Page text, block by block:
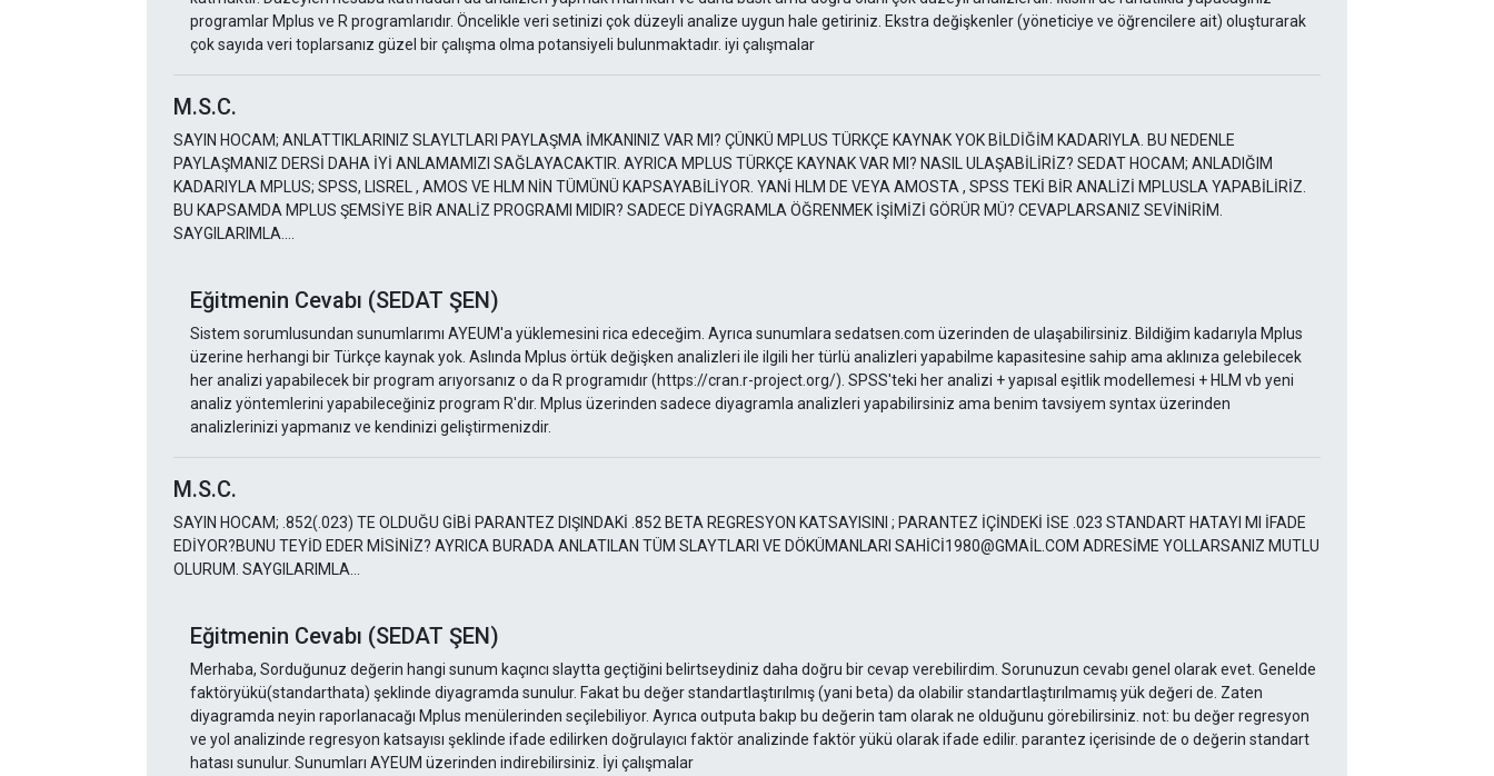
programlar Mplus ve R programlarıdır. Öncelikle veri setinizi çok düzeyli analize uygun hale getiriniz. Ekstra değişkenler (yöneticiye ve öğrencilere ait) oluşturarak
çok sayıda veri toplarsanız güzel bir çalışma olma potansiyeli bulunmaktadır. iyi çalışmalar
M.S.C.
SAYIN HOCAM; ANLATTIKLARINIZ SLAYLTLARI PAYLAŞMA İMKANINIZ VAR MI? ÇÜNKÜ MPLUS TÜRKÇE KAYNAK YOK BİLDİĞİM KADARIYLA. BU NEDENLE
PAYLAŞMANIZ DERSİ DAHA İYİ ANLAMAMIZI SAĞLAYACAKTIR. AYRICA MPLUS TÜRKÇE KAYNAK VAR MI? NASIL ULAŞABİLİRİZ? SEDAT HOCAM; ANLADIĞIM
KADARIYLA MPLUS; SPSS, LISREL , AMOS VE HLM NİN TÜMÜNÜ KAPSAYABİLİYOR. YANİ HLM DE VEYA AMOSTA , SPSS TEKİ BİR ANALİZİ MPLUSLA YAPABİLİRİZ.
BU KAPSAMDA MPLUS ŞEMSİYE BİR ANALİZ PROGRAMI MIDIR? SADECE DİYAGRAMLA ÖĞRENMEK İŞİMİZİ GÖRÜR MÜ? CEVAPLARSANIZ SEVİNİRİM.
SAYGILARIMLA....
Eğitmenin Cevabı (SEDAT ŞEN)
Sistem sorumlusundan sunumlarımı AYEUM'a yüklemesini rica edeceğim. Ayrıca sunumlara sedatsen.com üzerinden de ulaşabilirsiniz. Bildiğim kadarıyla Mplus
üzerine herhangi bir Türkçe kaynak yok. Aslında Mplus örtük değişken analizleri ile ilgili her türlü analizleri yapabilme kapasitesine sahip ama aklınıza gelebilecek
her analizi yapabilecek bir program arıyorsanız o da R programıdır (https://cran.r-project.org/). SPSS'teki her analizi + yapısal eşitlik modellemesi + HLM vb yeni
analiz yöntemlerini yapabileceğiniz program R'dır. Mplus üzerinden sadece diyagramla analizleri yapabilirsiniz ama benim tavsiyem syntax üzerinden
analizlerinizi yapmanız ve kendinizi geliştirmenizdir.
M.S.C.
SAYIN HOCAM; .852(.023) TE OLDUĞU GİBİ PARANTEZ DIŞINDAKİ .852 BETA REGRESYON KATSAYISINI ; PARANTEZ İÇİNDEKİ İSE .023 STANDART HATAYI MI İFADE
EDİYOR?BUNU TEYİD EDER MİSİNİZ? AYRICA BURADA ANLATILAN TÜM SLAYTLARI VE DÖKÜMANLARI SAHİCİ1980@GMAİL.COM ADRESİME YOLLARSANIZ MUTLU
OLURUM. SAYGILARIMLA...
Eğitmenin Cevabı (SEDAT ŞEN)
Merhaba, Sorduğunuz değerin hangi sunum kaçıncı slaytta geçtiğini belirtseydiniz daha doğru bir cevap verebilirdim. Sorunuzun cevabı genel olarak evet. Genelde
faktöryükü(standarthata) şeklinde diyagramda sunulur. Fakat bu değer standartlaştırılmış (yani beta) da olabilir standartlaştırılmamış yük değeri de. Zaten
diyagramda neyin raporlanacağı Mplus menülerinden seçilebiliyor. Ayrıca outputa bakıp bu değerin tam olarak ne olduğunu görebilirsiniz. not: bu değer regresyon
ve yol analizinde regresyon katsayısı şeklinde ifade edilirken doğrulayıcı faktör analizinde faktör yükü olarak ifade edilir. parantez içerisinde de o değerin standart
hatası sunulur. Sunumları AYEUM üzerinden indirebilirsiniz. İyi çalışmalar